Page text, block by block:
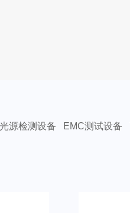
源检测设备 EMC测试设备